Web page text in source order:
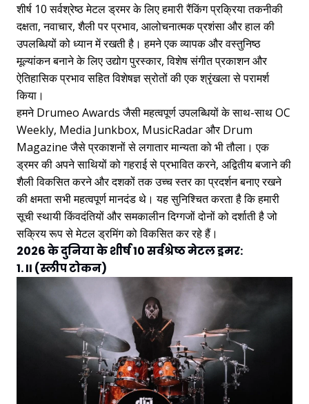
शीर्ष 10 सर्वश्रेष्ठ मेटल ड्रमर के लिए हमारी रैंकिंग प्रक्रिया तकनीकी
दक्षता, नवाचार, शैली पर प्रभाव, आलोचनात्मक प्रशंसा और हाल की
उपलब्धियों को ध्यान में रखती है। हमने एक व्यापक और वस्तुनिष्ठ
मूल्यांकन बनाने के लिए उद्योग पुरस्कार, विशेष संगीत प्रकाशन और
ऐतिहासिक प्रभाव सहित विशेषज्ञ स्रोतों की एक श्रृंखला से परामर्श
किया।
हमने Drumeo Awards जैसी महत्वपूर्ण उपलब्धियों के साथ-साथ OC
Weekly, Media Junkbox, MusicRadar और Drum
Magazine जैसे प्रकाशनों से लगातार मान्यता को भी तौला। एक
ड्रमर की अपने साथियों को गहराई से प्रभावित करने, अद्वितीय बजाने की
शैली विकसित करने और दशकों तक उच्च स्तर का प्रदर्शन बनाए रखने
की क्षमता सभी महत्वपूर्ण मानदंड थे। यह सुनिश्चित करता है कि हमारी
सूची स्थायी किंवदंतियों और समकालीन दिग्गजों दोनों को दर्शाती है जो
सक्रिय रूप से मेटल ड्रमिंग को विकसित कर रहे हैं।
2026 के दुनिया के शीर्ष 10 सर्वश्रेष्ठ मेटल ड्रमर:
1. II (स्लीप टोकन)